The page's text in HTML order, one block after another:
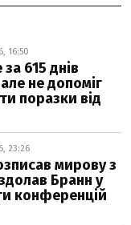
16:50
615 днів
не допоміг
поразки від
23:26
мирову з
Бранн у
конференцій